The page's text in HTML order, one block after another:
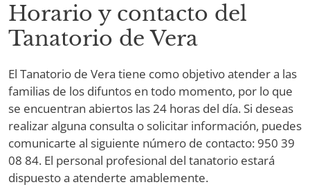
Horario y contacto del
Tanatorio de Vera
El Tanatorio de Vera tiene como objetivo atender a las
familias de los difuntos en todo momento, por lo que
se encuentran abiertos las 24 horas del día. Si deseas
realizar alguna consulta o solicitar información, puedes
comunicarte al siguiente número de contacto: 950 39
08 84. El personal profesional del tanatorio estará
dispuesto a atenderte amablemente.